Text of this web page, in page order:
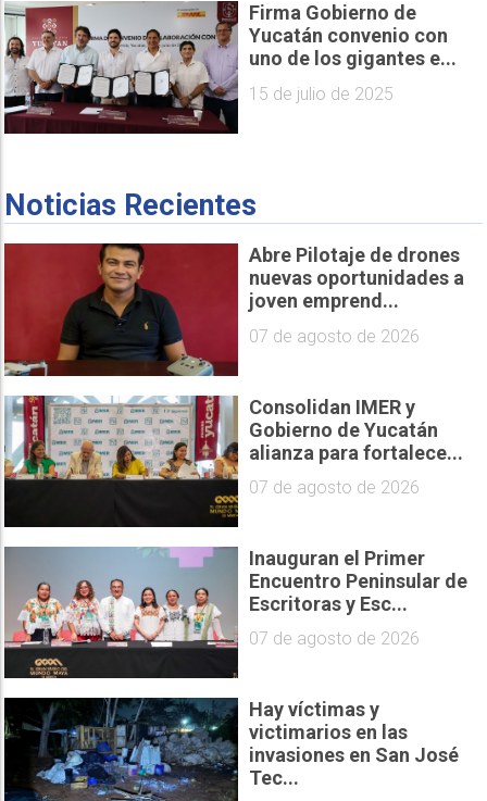
Firma Gobierno de
Yucatán convenio con
uno de los gigantes e...
15 de julio de 2025
Noticias Recientes
Abre Pilotaje de drones
nuevas oportunidades a
joven emprend...
07 de agosto de 2026
Consolidan IMER y
Gobierno de Yucatán
alianza para fortalece...
07 de agosto de 2026
Inauguran el Primer
Encuentro Peninsular de
Escritoras y Esc...
07 de agosto de 2026
Hay víctimas y
victimarios en las
invasiones en San José
Tec...